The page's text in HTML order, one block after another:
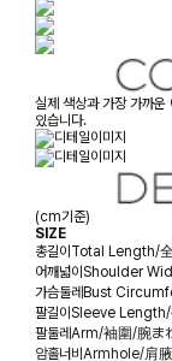
실제 색상과 가장 가까운
있습니다.
(cm기준)
SIZE
총길이Total Length/
어깨넓이Shoulder
가슴둘레Bust
팔길이Sleeve
팔둘레Arm/袖圍/腕ま
암홀너비Armhole/肩